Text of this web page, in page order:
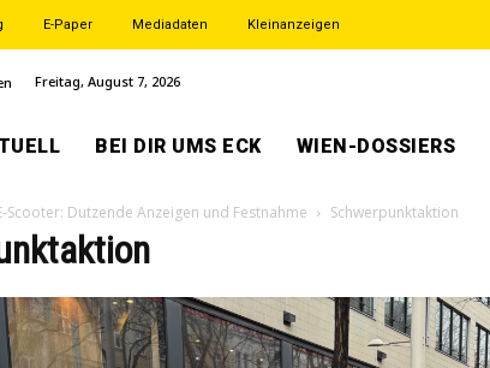
E-Paper Mediadaten Kleinanzeigen
Freitag, August 7, 2026
BEI DIR UMS ECK WIEN-DOSSIERS
Scooter: Dutzende Anzeigen und Festnahme Schwerpunktaktion